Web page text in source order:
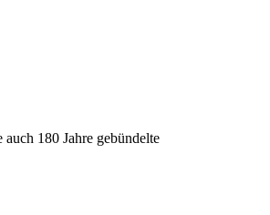
180 Jahre gebündelte